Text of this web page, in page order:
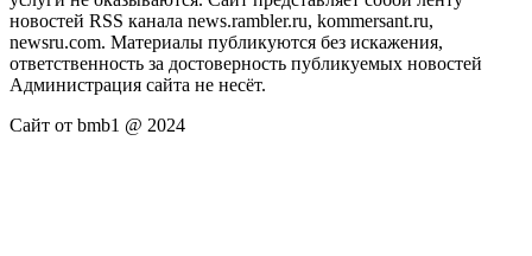
новостей RSS канала news.rambler.ru, kommersant.ru,
newsru.com. Материалы публикуются без искажения,
ответственность за достоверность публикуемых новостей
Администрация сайта не несёт.
Сайт от bmb1 @ 2024